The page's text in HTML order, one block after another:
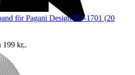
för Pagani Design PD-1701 (20
199 kr,.